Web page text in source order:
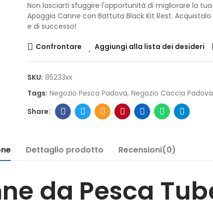
Non lasciarti sfuggire l'opportunità di migliorare la
Apoggia Canne con Battuta Black Kit Rest.
e di successo!
Confrontare Aggiungi alla lista dei desideri
SKU: 85233xx
Tags: Negozio Pesca Padova Negozio Caccia Padova
Dettaglio prodotto Recensioni(0)
da Pesca